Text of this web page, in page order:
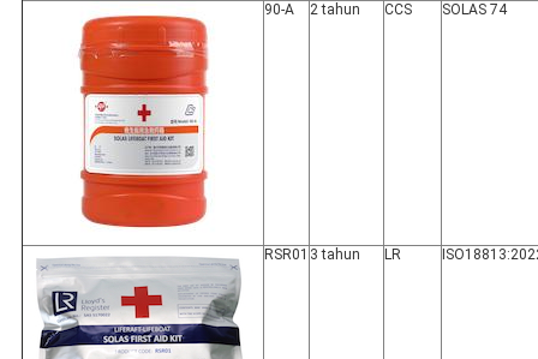
90-A 2 tahun CCS SOLAS 74
RSR01 3 tahun LR